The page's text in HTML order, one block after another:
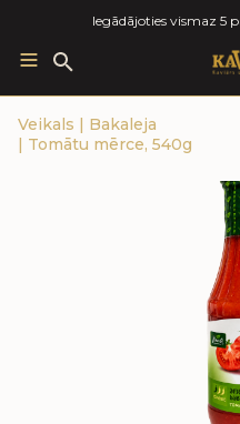
Iegādājoties vismaz 5
Search
for:
Veikals | Bakaleja
| Tomātu mērce, 540g